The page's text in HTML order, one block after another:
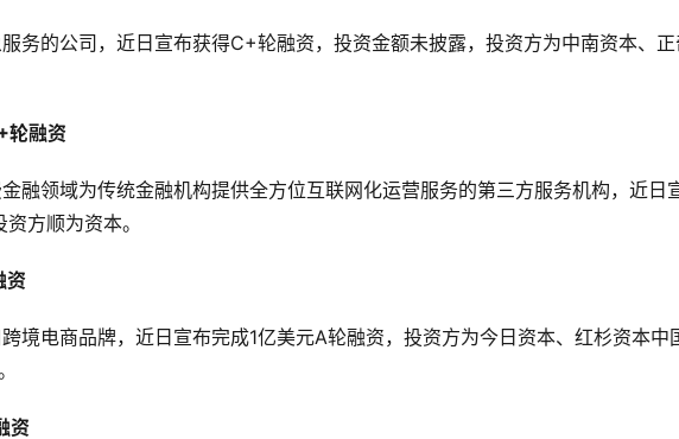
务的公司，近日宣布获得C+轮融资，投资金额未披露，投资方为中南资本、
轮融资
融领域为传统金融机构提供全方位互联网化运营服务的第三方服务机构，近日
方顺为资本。
资
境电商品牌，近日宣布完成1亿美元A轮融资，投资方为今日资本、红杉资本中
资